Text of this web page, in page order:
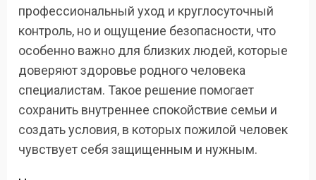
профессиональный уход и круглосуточный
контроль, но и ощущение безопасности, что
особенно важно для близких людей, которые
доверяют здоровье родного человека
специалистам. Такое решение помогает
сохранить внутреннее спокойствие семьи и
создать условия, в которых пожилой человек
чувствует себя защищенным и нужным.